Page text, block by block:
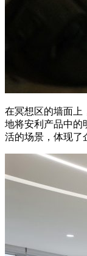
在冥想区的墙面上
地将安利产品中的
活的场景，体现了